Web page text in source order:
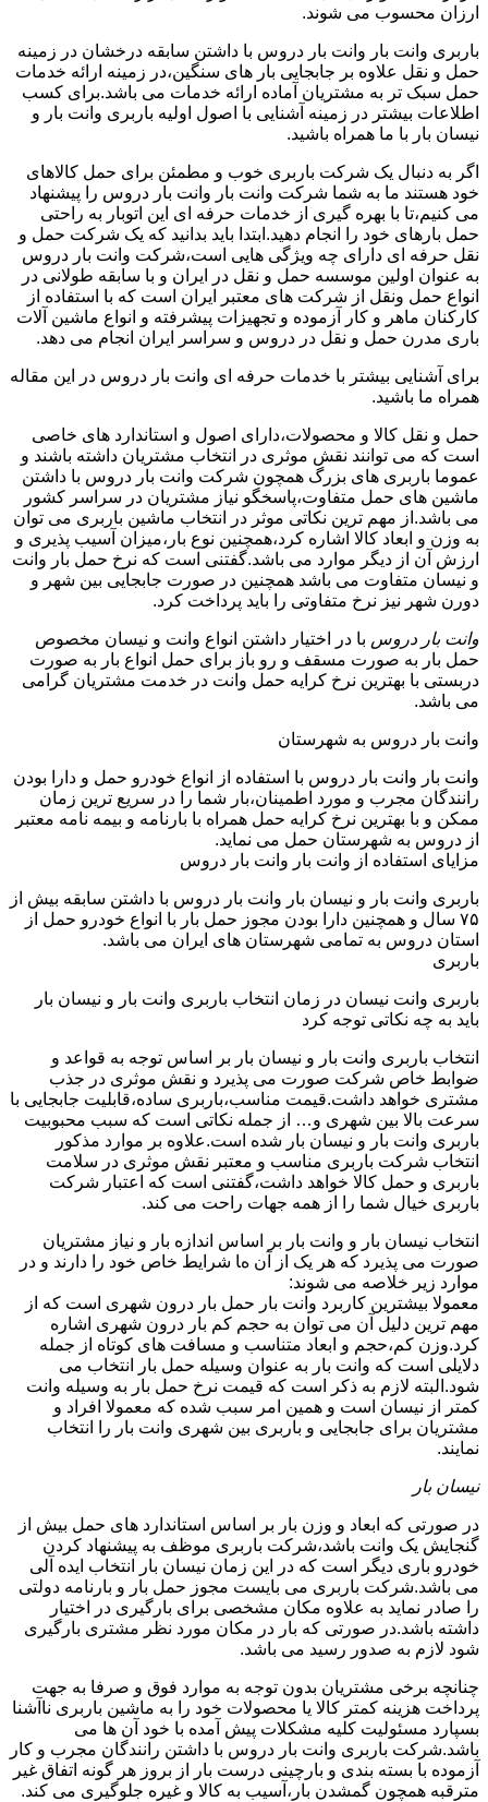
ارزان محسوب می شوند.
باربری وانت بار وانت بار دروس با داشتن سابقه درخشان در زمینه
حمل و نقل علاوه بر جابجایی بار های سنگین،در زمینه ارائه خدمات
حمل سبک تر به مشتریان آماده ارائه خدمات می باشد.برای کسب
اطلاعات بیشتر در زمینه آشنایی با اصول اولیه باربری وانت بار و
نیسان بار با ما همراه باشید.
اگر به دنبال یک شرکت باربری خوب و مطمئن برای حمل کالاهای
خود هستند ما به شما شرکت وانت بار وانت بار دروس را پیشنهاد
می کنیم،تا با بهره گیری از خدمات حرفه ای این اتوبار به راحتی
حمل بارهای خود را انجام دهید.ابتدا باید بدانید که یک شرکت حمل و
نقل حرفه ای دارای چه ویژگی هایی است،شرکت وانت بار دروس
به عنوان اولین موسسه حمل و نقل در ایران و با سابقه طولانی در
انواع حمل ونقل از شرکت های معتبر ایران است که با استفاده از
کارکنان ماهر و کار آزموده و تجهیزات پیشرفته و انواع ماشین آلات
باری مدرن حمل و نقل در دروس و سراسر ایران انجام می دهد.
برای آشنایی بیشتر با خدمات حرفه ای وانت بار دروس در این مقاله
همراه ما باشید.
حمل و نقل کالا و محصولات،دارای اصول و استاندارد های خاصی
است که می توانند نقش موثری در انتخاب مشتریان داشته باشند و
عموما باربری های بزرگ همچون شرکت وانت بار دروس با داشتن
ماشین های حمل متفاوت،پاسخگو نیاز مشتریان در سراسر کشور
می باشد.از مهم ترین نکاتی موثر در انتخاب ماشین باربری می توان
به وزن و ابعاد کالا اشاره کرد،همچنین نوع بار،میزان آسیب پذیری و
ارزش آن از دیگر موارد می باشد.گفتنی است که نرخ حمل بار وانت
و نیسان متفاوت می باشد همچنین در صورت جابجایی بین شهر و
دورن شهر نیز نرخ متفاوتی را باید پرداخت کرد.
وانت بار دروس با در اختیار داشتن انواع وانت و نیسان مخصوص
حمل بار به صورت مسقف و رو باز برای حمل انواع بار به صورت
دربستی با بهترین نرخ کرایه حمل وانت در خدمت مشتریان گرامی
می باشد.
وانت بار دروس به شهرستان
وانت بار وانت بار دروس با استفاده از انواع خودرو حمل و دارا بودن
رانندگان مجرب و مورد اطمینان،بار شما را در سریع ترین زمان
ممکن و با بهترین نرخ کرایه حمل همراه با بارنامه و بیمه نامه معتبر
از دروس به شهرستان حمل می نماید.
مزایای استفاده از وانت بار وانت بار دروس
باربری وانت بار و نیسان بار وانت بار دروس با داشتن سابقه بیش از
۷۵ سال و همچنین دارا بودن مجوز حمل بار با انواع خودرو حمل از
استان دروس به تمامی شهرستان های ایران می باشد.
باربری
باربری وانت نیسان در زمان انتخاب باربری وانت بار و نیسان بار
باید به چه نکاتی توجه کرد
انتخاب باربری وانت بار و نیسان بار بر اساس توجه به قواعد و
ضوابط خاص شرکت صورت می پذیرد و نقش موثری در جذب
مشتری خواهد داشت.قیمت مناسب،باربری ساده،قابلیت جابجایی با
سرعت بالا بین شهری و… از جمله نکاتی است که سبب محبوبیت
باربری وانت بار و نیسان بار شده است.علاوه بر موارد مذکور
انتخاب شرکت باربری مناسب و معتبر نقش موثری در سلامت
باربری و حمل کالا خواهد داشت،گفتنی است که اعتبار شرکت
باربری خیال شما را از همه جهات راحت می کند.
انتخاب نیسان بار و وانت بار بر اساس اندازه بار و نیاز مشتریان
صورت می پذیرد که هر یک از آن ها شرایط خاص خود را دارند و در
موارد زیر خلاصه می شوند:
معمولا بیشترین کاربرد وانت بار حمل بار درون شهری است که از
مهم ترین دلیل آن می توان به حجم کم بار درون شهری اشاره
کرد.وزن کم،حجم و ابعاد متناسب و مسافت های کوتاه از جمله
دلایلی است که وانت بار به عنوان وسیله حمل بار انتخاب می
شود.البته لازم به ذکر است که قیمت نرخ حمل بار به وسیله وانت
کمتر از نیسان است و همین امر سبب شده که معمولا افراد و
مشتریان برای جابجایی و باربری بین شهری وانت بار را انتخاب
نمایند.
نیسان بار
در صورتی که ابعاد و وزن بار بر اساس استاندارد های حمل بیش از
گنجایش یک وانت باشد،شرکت باربری موظف به پیشنهاد کردن
خودرو باری دیگر است که در این زمان نیسان بار انتخاب ایده آلی
می باشد.شرکت باربری می بایست مجوز حمل بار و بارنامه دولتی
را صادر نماید به علاوه مکان مشخصی برای بارگیری در اختیار
داشته باشد.در صورتی که بار در مکان مورد نظر مشتری بارگیری
شود لازم به صدور رسید می باشد.
چنانچه برخی مشتریان بدون توجه به موارد فوق و صرفا به جهت
پرداخت هزینه کمتر کالا یا محصولات خود را به ماشین باربری ناآشنا
بسپارد مسئولیت کلیه مشکلات پیش آمده با خود آن ها می
باشد.شرکت باربری وانت بار دروس با داشتن رانندگان مجرب و کار
آزموده با بسته بندی و بارچینی درست بار از بروز هر گونه اتفاق غیر
مترقبه همچون گمشدن بار،آسیب به کالا و غیره جلوگیری می کند.